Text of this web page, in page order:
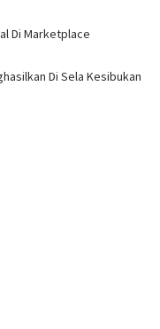
Di Marketplace
Di Sela Kesibukan